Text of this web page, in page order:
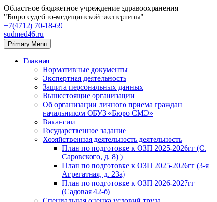
Областное бюджетное учреждение здравоохранения
"Бюро судебно-медицинской экспертизы"
+7(4712) 70‑18‑69
sudmed46.ru
Primary Menu
Главная
Нормативные документы
Экспертная деятельность
Защита персональных данных
Вышестоящие организации
Об организации личного приема граждан
начальником ОБУЗ «Бюро СМЭ»
Вакансии
Государственное задание
Хозяйственная деятельность деятельность
План по подготовке к ОЗП 2025-2026гг (С.
Саровского, д. 8) )
План по подготовке к ОЗП 2025-2026гг (3-я
Агрегатная, д. 23а)
План по подготовке к ОЗП 2026-2027гг
(Садовая 42-б)
Специальная оценка условий труда